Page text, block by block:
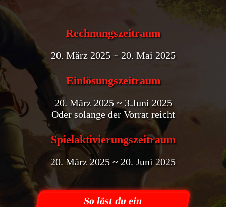
Rechnungszeitraum
20. März 2025 ~ 20. Mai 2025
Einlösungszeitraum
20. März 2025 ~ 3.Juni 2025
Oder solange der Vorrat reicht
Spielaktivierungszeitraum
20. März 2025 ~ 20. Juni 2025
So löst du ein